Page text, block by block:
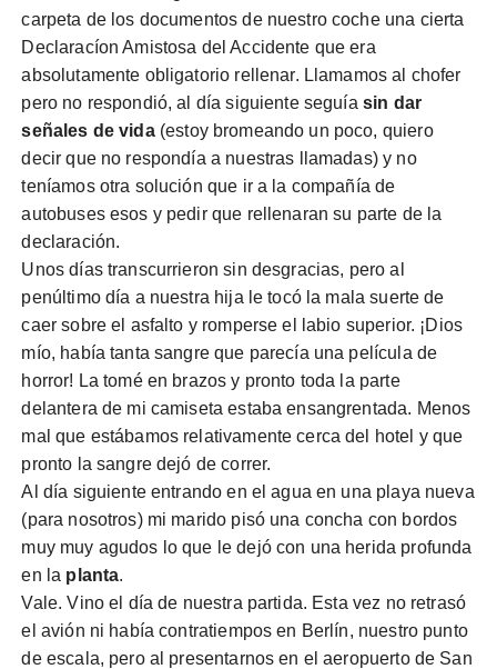
carpeta de los documentos de nuestro coche una cierta
Declaracíon Amistosa del Accidente que era
absolutamente obligatorio rellenar. Llamamos al chofer
pero no respondió, al día siguiente seguía sin dar
señales de vida(estoy bromeando un poco, quiero
decir que no respondía a nuestras llamadas) y no
teníamos otra solución que ir a la compañía de
autobuses esos y pedir que rellenaran su parte de la
declaración.
Unos días transcurrieron sin desgracias, pero al
penúltimo día a nuestra hija le tocó la mala suerte de
caer sobre el asfalto y romperse el labio superior. ¡Dios
mío, había tanta sangre que parecía una película de
horror! La tomé en brazos y pronto toda la parte
delantera de mi camiseta estaba ensangrentada. Menos
mal que estábamos relativamente cerca del hotel y que
pronto la sangre dejó de correr.
Al día siguiente entrando en el agua en una playa nueva
(para nosotros) mi marido pisó una concha con bordos
muy muy agudos lo que le dejó con una herida profunda
en la planta.
Vale. Vino el día de nuestra partida. Esta vez no retrasó
el avión ni había contratiempos en Berlín, nuestro punto
de escala, pero al presentarnos en el aeropuerto de San